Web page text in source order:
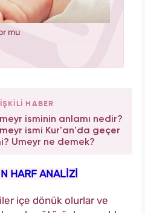
mu
HABER
isminin anlamı nedir?
ismi Kur'an'da geçer
Umeyr ne demek?
HARF ANALİZİ
içe dönük olurlar ve